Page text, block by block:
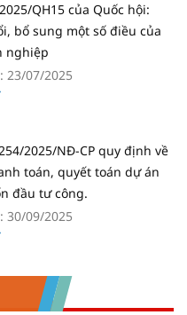
QH15 của Quốc hội:
bổ sung một số điều của
nghiệp
23/07/2025
2025/NĐ-CP quy định về
toán, quyết toán dự án
đầu tư công.
30/09/2025